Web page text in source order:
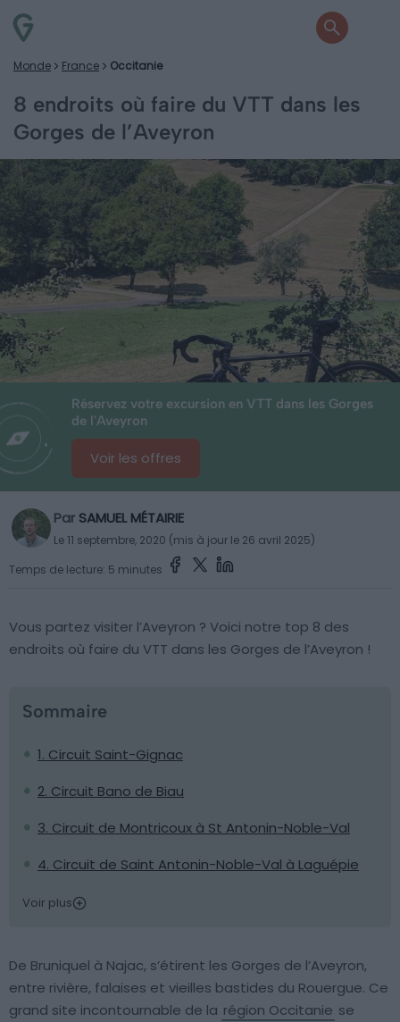
Monde France Occitanie
8 endroits où faire du VTT dans les
Gorges de l’Aveyron
Réservez votre excursion en VTT dans les Gorges
de l'Aveyron
Voir les offres
Par SAMUEL MÉTAIRIE
Le 11 septembre, 2020 (mis à jour le 26 avril 2025)
Temps de lecture: 5 minutes
Vous partez visiter l’Aveyron ? Voici notre top 8 des
endroits où faire du VTT dans les Gorges de l’Aveyron !
Sommaire
1. Circuit Saint-Gignac
2. Circuit Bano de Biau
3. Circuit de Montricoux à St Antonin-Noble-Val
4. Circuit de Saint Antonin-Noble-Val à Laguépie
Voir plus
De Bruniquel à Najac, s’étirent les Gorges de l’Aveyron,
entre rivière, falaises et vieilles bastides du Rouergue. Ce
grand site incontournable de la région Occitanie se